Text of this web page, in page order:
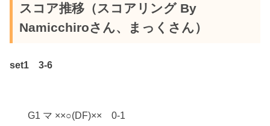
スコア推移（スコアリング By
Namicchiroさん、まっくさん）
set1 3-6
G1 マ ××○(DF)×× 0-1